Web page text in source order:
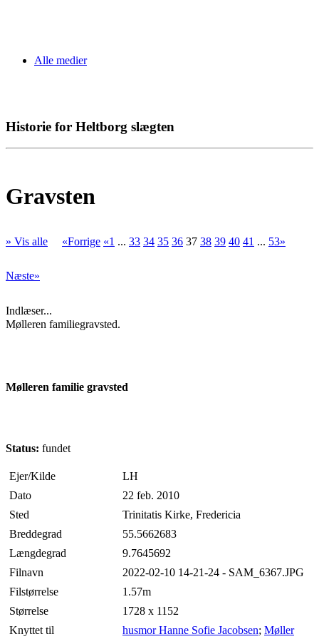
Alle medier
Historie for Heltborg slægten
Gravsten
» Vis alle «Forrige «1 ... 33 34 35 36 37 38 39 40 41 ... 53»
Næste»
Indlæser...
Mølleren familiegravsted.
Mølleren familie gravsted
Status: fundet
Ejer/Kilde
LH
Dato
22 feb. 2010
Sted
Trinitatis Kirke, Fredericia
Breddegrad
55.5662683
Længdegrad
9.7645692
Filnavn
2022-02-10 14-21-24 - SAM_6367.JPG
Filstørrelse
1.57m
Størrelse
1728 x 1152
Knyttet til
husmor Hanne Sofie Jacobsen; Møller